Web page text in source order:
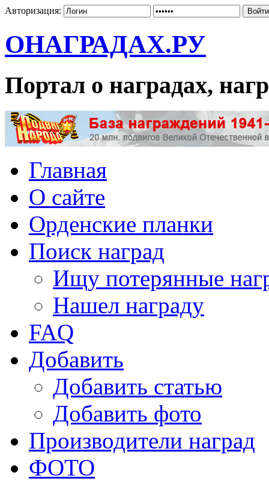
Авторизация:
ОНАГРАДАХ.РУ
Портал о наградах,
Главная
О сайте
Орденские планки
Поиск наград
Ищу потерянные
Нашел награду
FAQ
Добавить
Добавить статью
Добавить фото
Производители наград
ФОТО